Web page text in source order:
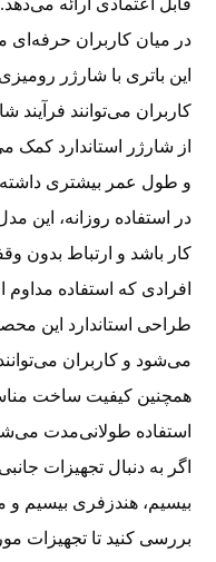
قابل اعتمادی ارائه
در میان کاربران حرفه‌ای
این باتری با شارژر
کاربران می‌توانند فرآیند
از شارژر استاندارد کمک
و طول عمر بیشتری داشته
در استفاده روزانه، این
کار باشد و ارتباط بدون
افرادی که استفاده مداوم
طراحی استاندارد این
می‌شود و کاربران
همچنین کیفیت ساخت
استفاده طولانی‌مدت
اگر به دنبال تجهیزات
بیسیم، هندزفری بیسیم و
بررسی کنید تا تجهیزات